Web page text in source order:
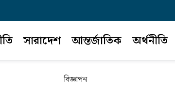
সারাদেশ আন্তর্জাতিক অর্থনীতি
বিজ্ঞাপন